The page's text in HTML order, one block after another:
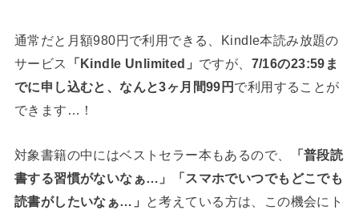
通常だと月額980円で利用できる、Kindle本読み放題の
サービス
「Kindle Unlimited」 ですが、 7/16の23:59ま
でに申し込むと、なんと3ヶ月間99円 で利用することが
できます…！
対象書籍の中にはベストセラー本もあるので、
「普段読
書する習慣がないなぁ…」「スマホでいつでもどこでも
読書がしたいなぁ…」
と考えている方は、この機会にト